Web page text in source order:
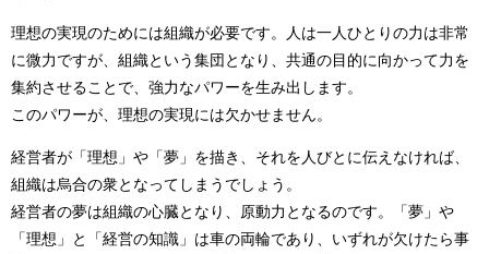
理想の実現のためには組織が必要です。人は一人ひとりの力は非常
に微力ですが、組織という集団となり、共通の目的に向かって力を
集約させることで、強力なパワーを生み出します。
このパワーが、理想の実現には欠かせません。
経営者が「理想」や「夢」を描き、それを人びとに伝えなければ、
組織は烏合の衆となってしまうでしょう。
経営者の夢は組織の心臓となり、原動力となるのです。「夢」や
「理想」と「経営の知識」は車の両輪であり、いずれが欠けたら事